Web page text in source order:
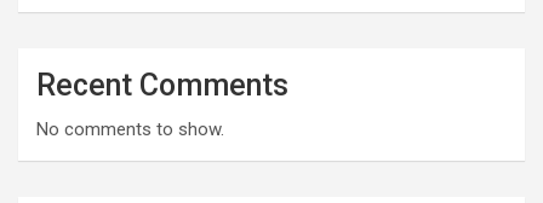
Recent Comments
No comments to show.